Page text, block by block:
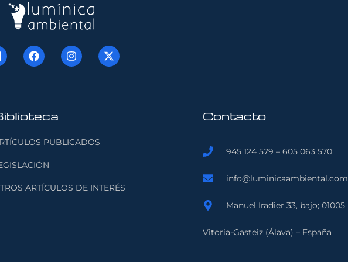
PUBLICADOS
ARTÍCULOS DE INTERÉS
Contacto
945 124 579 – 605 063 570
info@luminicaambiental.com
Manuel Iradier 33, bajo; 01005
Vitoria-Gasteiz (Álava) – España